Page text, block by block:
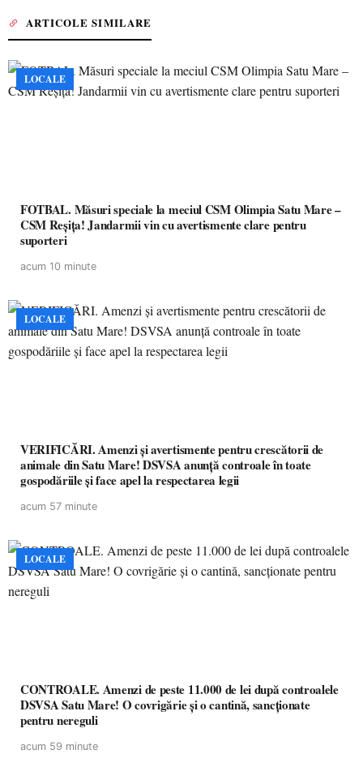
ARTICOLE SIMILARE
LOCALE
FOTBAL. Măsuri speciale la meciul CSM Olimpia Satu Mare –
CSM Reșița! Jandarmii vin cu avertismente clare pentru
suporteri
acum 10 minute
LOCALE
VERIFICĂRI. Amenzi și avertismente pentru crescătorii de
animale din Satu Mare! DSVSA anunță controale în toate
gospodăriile și face apel la respectarea legii
acum 57 minute
LOCALE
CONTROALE. Amenzi de peste 11.000 de lei după controalele
DSVSA Satu Mare! O covrigărie și o cantină, sancționate
pentru nereguli
acum 59 minute